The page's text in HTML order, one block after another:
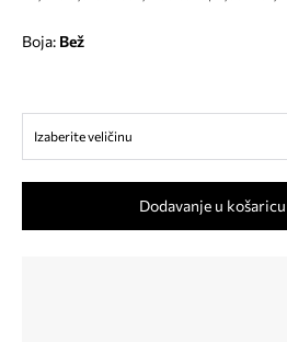
Boja: bež
Izaberite veličinu
Dodavanje u košaricu